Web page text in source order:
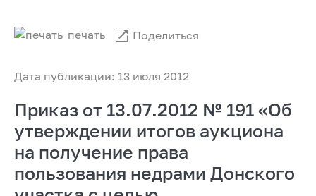
Дата публикации: 13 июля 2012
печать Поделиться
Приказ от 13.07.2012 № 191 «Об
утверждении итогов аукциона
на получение права
пользования недрами Донского